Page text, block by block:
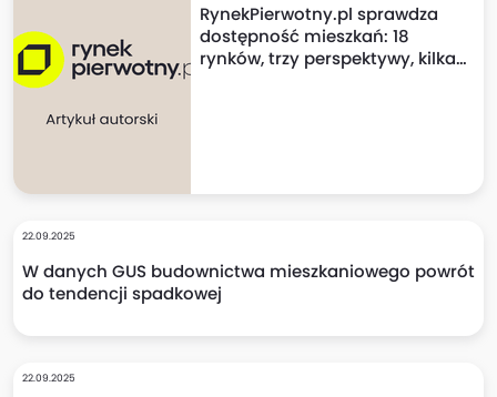
RynekPierwotny.pl sprawdza
dostępność mieszkań: 18
rynków, trzy perspektywy, kilka
22.09.2025
W danych GUS budownictwa mieszkaniowego powrót
do tendencji spadkowej
22.09.2025